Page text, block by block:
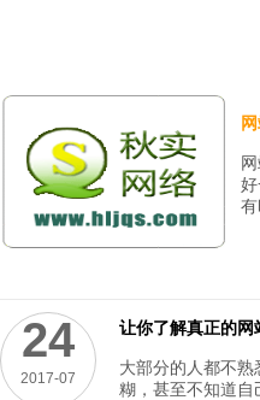
好
24
2017-07
让你了解真正的网
大部分的人都不
糊，甚至不知道自